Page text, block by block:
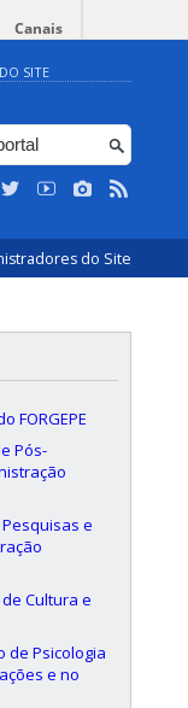
Canais
SITE
do Site
FORGEPE
Pós-
Pesquisas e
Cultura e
de Psicologia
e no